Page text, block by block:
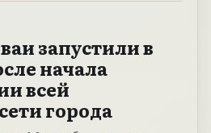
запустили в
начала
всей
города